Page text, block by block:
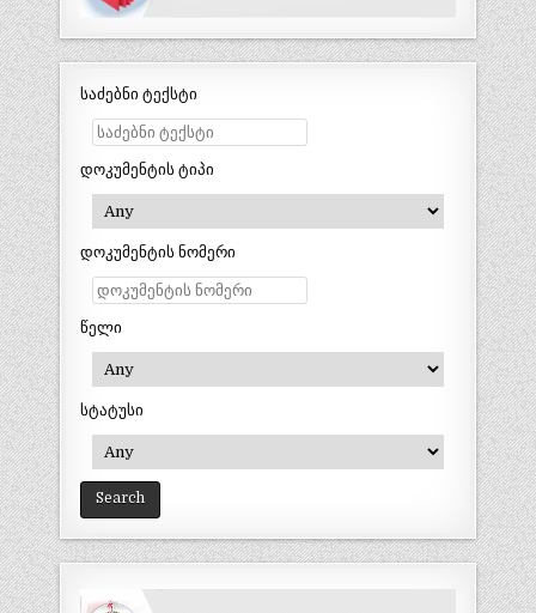
საძებნი ტექსტი
დოკუმენტის ტიპი
დოკუმენტის ნომერი
წელი
სტატუსი